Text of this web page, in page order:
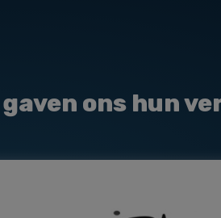
ons hun